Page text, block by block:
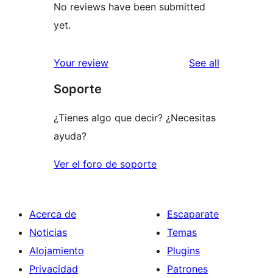
No reviews have been submitted
yet.
Your review See all
Soporte
¿Tienes algo que decir? ¿Necesitas
ayuda?
Ver el foro de soporte
Acerca de
Noticias
Alojamiento
Privacidad
Escaparate
Temas
Plugins
Patrones